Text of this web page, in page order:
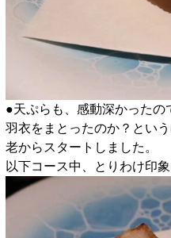
●天ぷらも、感動深かったの
羽衣をまとったのか？とい
老からスタートしました。
以下コース中、とりわけ印象